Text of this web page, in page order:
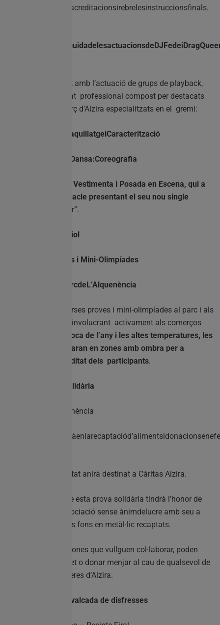
arreplegarlesseuesacreditacionsirebrelesinstruccionsfinals.
Serà una nit vibrant amb l’actuació de grups de playback,
avaluats per un jurat professional compost per destacats
membres del comerç d’Alzira especialitzats en el gremi:
LaraFilgueira:MaquillatgeiCaracterització
Nerea Ortsd’ArtiDansa:Coreografia
Alexia Thenight: Vestimenta i Posada en Escena, qui a
més obrirà l’espectacle presentant el seu nou single
r”.
Dissabte, 13 de juliol
09:30h – Proves i Mini-Olimpíades
VoltantsdelParcdeL’Alquenència
S’organitzaran diverses proves i mini-olimpíades al parc i als
carrers adjacents i, involucrant activament als comerços
Donada l’època de l’any i les altes temperatures, les
activitats es realitzaran en zones amb ombra per a
assegurar la comoditat dels participants.
13:00h – Prova Solidària
Lloc:ParcdeL’Alquenència
Tot el menjar recaptat anirà destinat a Cáritas Alzira.
La falla que guanye esta prova solidària tindrà l’honor de
decidir a quina associació sense ànimdelucre amb seu a
Alzira esdonaran els fons en metàl·lic recaptats.
Totes aquelles persones que vullguen col·laborar, poden
comprar el seu ticket o donar menjar al cau de qualsevol de
les comissions falleres d’Alzira.
19.00/19:30h – Cavalcada de disfresses